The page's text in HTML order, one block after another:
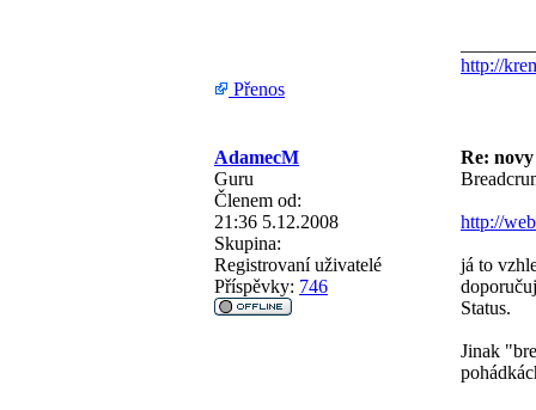
http://
Přenos
AdamecM
Re:
Guru
Členem od:
21:36 5.12.2008
Skupina:
Registrovaní uživatelé
Příspěvky: 746
http://
já to
Status.
Jinak